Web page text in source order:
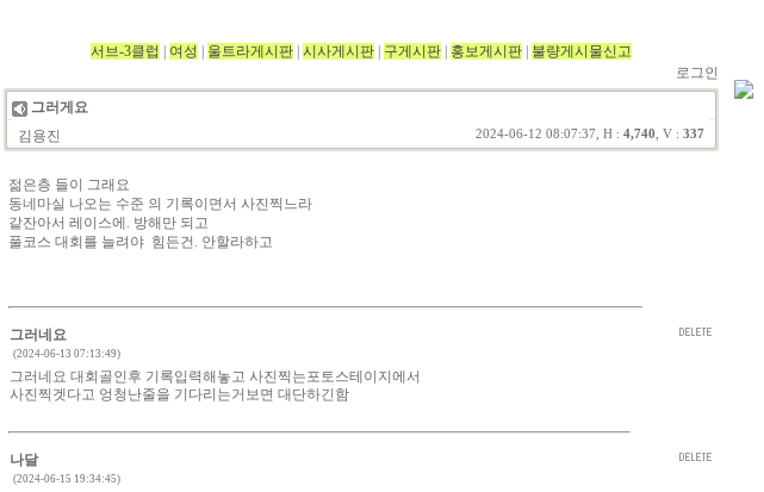
서브-3클럽 여성 울트라게시판 시사게시판 구게시판 홍보게시판
불량게시물신고
로그인
그러게요
김용진
2024-06-12 08:07:37, H : 4,740 , V : 337
젊은층 들이 그래요
동네마실 나오는 수준 의 기록이면서 사진찍느라
같잔아서 레이스에. 방해만 되고
풀코스 대회를 늘려야 힘든건. 안할라하고
그러네요
(2024-06-13 07:13:49)
그러네요 대회골인후 기록입력해놓고 사진찍는포토스테이지에서
사진찍겟다고 엉청난줄을 기다리는거보면 대단하긴함
나달
(2024-06-15 19:34:45)